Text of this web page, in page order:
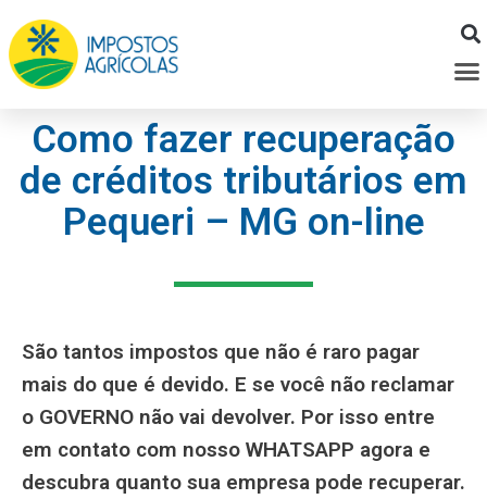
para
Como fazer recuperação
de créditos tributários em
Pequeri – MG on-line
São tantos impostos que não é raro pagar
mais do que é devido. E se você não reclamar
o GOVERNO não vai devolver. Por isso entre
em contato com nosso WHATSAPP agora e
descubra quanto sua empresa pode recuperar.